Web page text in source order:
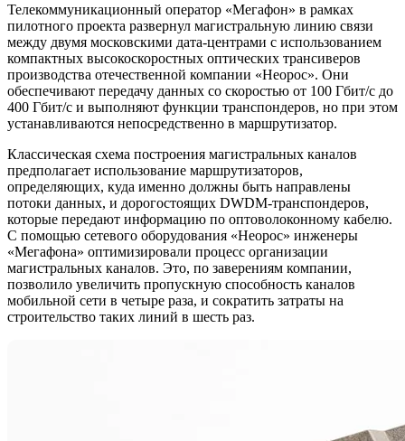
Телекоммуникационный оператор «Мегафон» в рамках
пилотного проекта развернул магистральную линию связи
между двумя московскими дата-центрами с использованием
компактных высокоскоростных оптических трансиверов
производства отечественной компании «Неорос». Они
обеспечивают передачу данных со скоростью от 100 Гбит/c до
400 Гбит/c и выполняют функции транспондеров, но при этом
устанавливаются непосредственно в маршрутизатор.
Классическая схема построения магистральных каналов
предполагает использование маршрутизаторов,
определяющих, куда именно должны быть направлены
потоки данных, и дорогостоящих DWDM‑транспондеров,
которые передают информацию по оптоволоконному кабелю.
С помощью сетевого оборудования «Неорос» инженеры
«Мегафона» оптимизировали процесс организации
магистральных каналов. Это, по заверениям компании,
позволило увеличить пропускную способность каналов
мобильной сети в четыре раза, и сократить затраты на
строительство таких линий в шесть раз.